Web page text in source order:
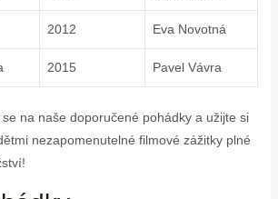
2012 Eva Novotná
2015 Pavel Vávra
na naše doporučené pohádky a užijte si
nezapomenutelné filmové zážitky plné